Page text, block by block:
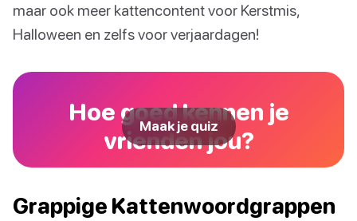
maar ook meer kattencontent voor Kerstmis,
Halloween en zelfs voor verjaardagen!
Hoe goed kennen je
vrienden jou?
Maak je quiz
Grappige Kattenwoordgrappen